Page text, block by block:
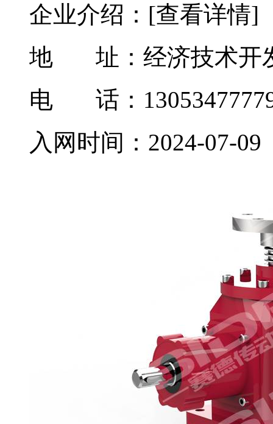
企业介绍： [查看详情]
地 址： 经济技术开
电 话：
入网时间： 2024-07-09